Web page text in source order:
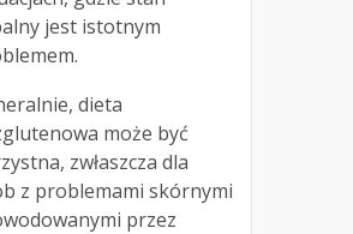
jest istotnym
dieta
może być
zwłaszcza dla
z problemami skórnymi
przez